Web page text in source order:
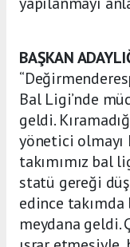
BAŞKAN
Bal Ligi’nde
geldi.
yönetici olmayı
takımımız bal
statü gereği
edince
meydana geldi.